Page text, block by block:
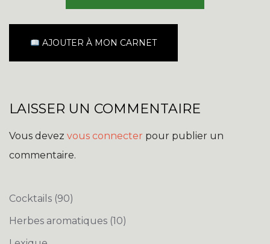
AJOUTER À MON CARNET
LAISSER UN COMMENTAIRE
Vous devez vous connecter pour publier un
commentaire.
Cocktails (90)
Herbes aromatiques (10)